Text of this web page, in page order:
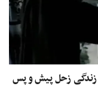
زندگی زحل پیش و پس